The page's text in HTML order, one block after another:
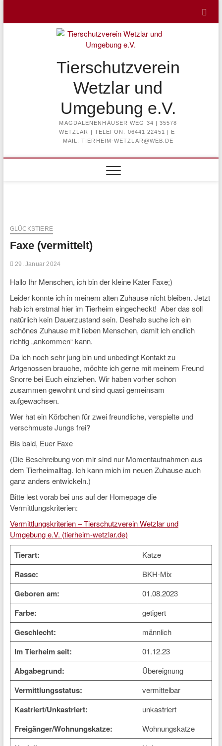
content
Tierschutzverein
Wetzlar und
Umgebung e.V.
MAGDALENENHÄUSER WEG 34 | 35578
WETZLAR | TELEFON: 06441 22451 | E-
MAIL: TIERHEIM-WETZLAR@WEB.DE
GLÜCKSTIERE
Faxe (vermittelt)
29. Januar 2024
Hallo Ihr Menschen, ich bin der kleine Kater Faxe;)
Leider konnte ich in meinem alten Zuhause nicht bleiben. Jetzt
hab ich erstmal hier im Tierheim eingecheckt! Aber das soll
natürlich kein Dauerzustand sein. Deshalb suche ich ein
schönes Zuhause mit lieben Menschen, damit ich endlich
richtig „ankommen“ kann.
Da ich noch sehr jung bin und unbedingt Kontakt zu
Artgenossen brauche, möchte ich gerne mit meinem Freund
Snorre bei Euch einziehen. Wir haben vorher schon
zusammen gewohnt und sind quasi gemeinsam
aufgewachsen.
Wer hat ein Körbchen für zwei freundliche, verspielte und
verschmuste Jungs frei?
Bis bald, Euer Faxe
(Die Beschreibung von mir sind nur Momentaufnahmen aus
dem Tierheimalltag. Ich kann mich im neuen Zuhause auch
ganz anders entwickeln.)
Bitte lest vorab bei uns auf der Homepage die
Vermittlungskriterien:
Vermittlungskriterien – Tierschutzverein Wetzlar und
Umgebung e.V. (tierheim-wetzlar.de)
Tierart: Katze
Rasse: BKH-Mix
Geboren am: 01.08.2023
Farbe: getigert
Geschlecht: männlich
Im Tierheim seit: 01.12.23
Abgabegrund: Übereignung
Vermittlungsstatus: vermittelbar
Kastriert/Unkastriert: unkastriert
Freigänger/Wohnungskatze: Wohnungskatze